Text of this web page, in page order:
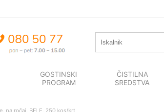
GOSTINSKI
PROGRAM
ČISTILNA
SREDSTVA
na ročaj, BELE, 250 kos/krt